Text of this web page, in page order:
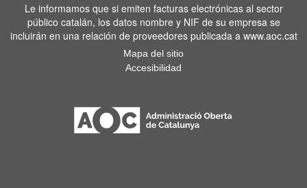
Le informamos que si emiten facturas electrónicas al sector
público catalán, los datos nombre y NIF de su empresa se
incluirán en una relación de proveedores publicada a www.aoc.cat
Mapa del sitio
Accesibilidad